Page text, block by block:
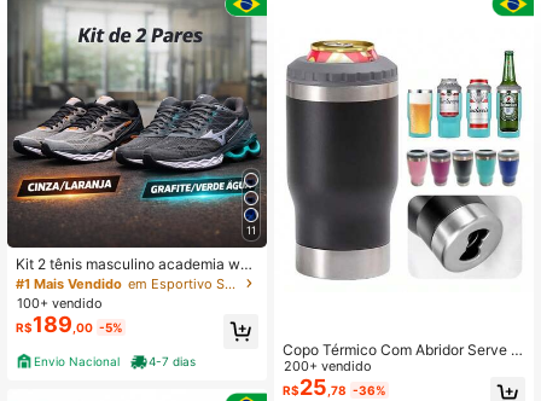
11
Kit 2 tênis masculino academia wav
e creation 20 caminhada academia
#1 Mais Vendido
em Esportivo Sapatos Masculinos Outdoor
100+ vendido
R$189 ,00 -5%
Envio Nacional 4-7 dias
Copo Térmico Com Abridor Serve tu
do Tamanho Garrafa longneck Lata
Garrafa 420ml
200+ vendido
R$25 ,78 -36%